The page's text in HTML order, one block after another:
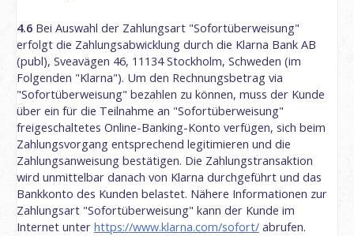
4.6 Bei Auswahl der Zahlungsart "Sofortüberweisung"
erfolgt die Zahlungsabwicklung durch die Klarna Bank AB
(publ), Sveavägen 46, 11134 Stockholm, Schweden (im
Folgenden "Klarna"). Um den Rechnungsbetrag via
"Sofortüberweisung" bezahlen zu können, muss der Kunde
über ein für die Teilnahme an "Sofortüberweisung"
freigeschaltetes Online-Banking-Konto verfügen, sich beim
Zahlungsvorgang entsprechend legitimieren und die
Zahlungsanweisung bestätigen. Die Zahlungstransaktion
wird unmittelbar danach von Klarna durchgeführt und das
Bankkonto des Kunden belastet. Nähere Informationen zur
Zahlungsart "Sofortüberweisung" kann der Kunde im
Internet unter https://www.klarna.com/sofort/ abrufen.